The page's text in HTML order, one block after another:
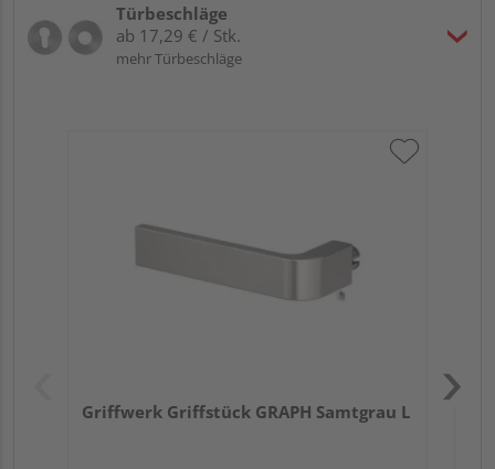
Türbeschläge
ab 17,29 € / Stk.
mehr Türbeschläge
Griffwerk Griffstück GRAPH Samtgrau L